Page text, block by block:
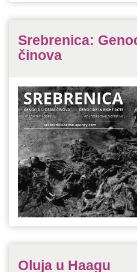
Srebrenica:
činova
Oluja u Haagu